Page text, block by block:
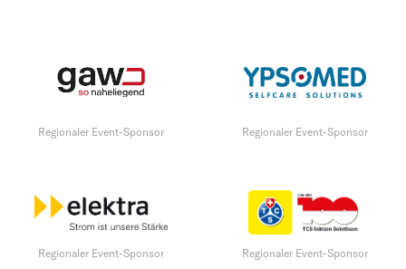
Regionaler Event-Sponsor Regionaler Event-Sponsor
Regionaler Event-Sponsor Regionaler Event-Sponsor